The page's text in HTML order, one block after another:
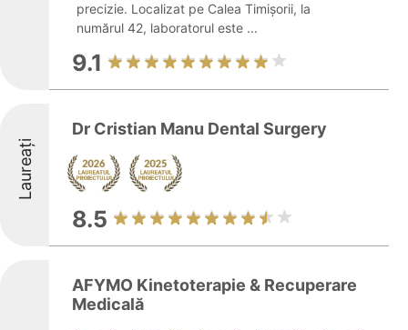
precizie. Localizat pe Calea Timișorii, la
numărul 42, laboratorul este ...
9.1
Laureați
Dr Cristian Manu Dental Surgery
8.5
AFYMO Kinetoterapie & Recuperare
Medicală